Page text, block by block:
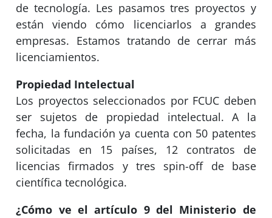
de tecnología. Les pasamos tres proyectos y
están viendo cómo licenciarlos a grandes
empresas. Estamos tratando de cerrar más
licenciamientos.
Propiedad Intelectual
Los proyectos seleccionados por FCUC deben
ser sujetos de propiedad intelectual. A la
fecha, la fundación ya cuenta con 50 patentes
solicitadas en 15 países, 12 contratos de
licencias firmados y tres spin-off de base
científica tecnológica.
¿Cómo ve el artículo 9 del Ministerio de